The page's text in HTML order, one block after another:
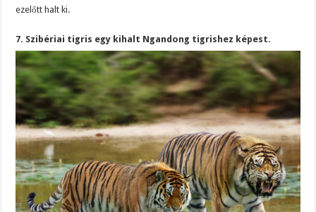
ezelőtt halt ki.
7. Szibériai tigris egy kihalt Ngandong tigrishez képest.